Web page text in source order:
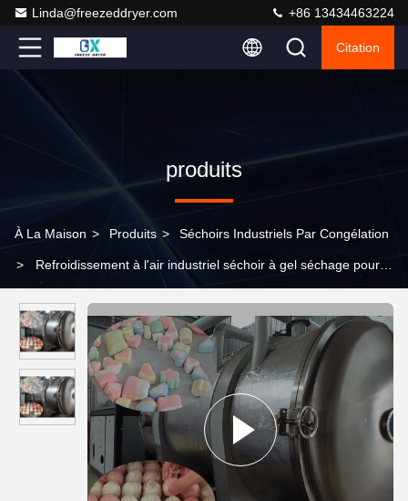
Linda@freezeddryer.com +86 13434463224
Citation
produits
À La Maison > Produits > Séchoirs Industriels Par Congélation
> Refroidissement à l'air industriel séchoir à gel séchage pour